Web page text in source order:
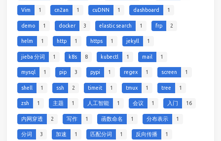
Vim 1 cn2an 1 cuDNN 1 dashboard 1
demo 1 docker 3 elastic search 1 frp 2
helm 1 http 1 https 1 jekyll 1
jieba 分词 1 k8s 8 kubectl 1 mail 1
mysql 1 pip 3 pypi 1 regex 1 screen 1
shell 1 ssh 2 timeit 1 tmux 1 tree 1
zsh 1 主题 1 人工智能 1 会议 1 入门 16
内网穿透 2 写作 1 函数命名 1 分布表示 1
分词 3 加速 1 匹配分词 1 反向传播 1